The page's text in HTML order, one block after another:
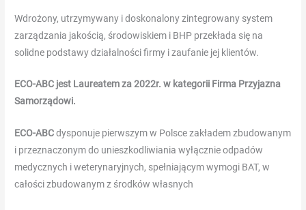
slots
online
kunt
die
echte
nabootsen-
op
Wdrożony, utrzymywany i doskonalony zintegrowany system
zarządzania jakością, środowiskiem i BHP przekłada się na
solidne podstawy działalności firmy i zaufanie jej klientów.
ECO-ABC jest Laureatem za 2022r. w kategorii Firma Przyjazna
Samorządowi.
ECO-ABCdysponuje pierwszym w Polsce zakładem zbudowanym
i przeznaczonym do unieszkodliwiania wyłącznie odpadów
medycznych i weterynaryjnych, spełniającym wymogi BAT, w
całości zbudowanym z środków własnych